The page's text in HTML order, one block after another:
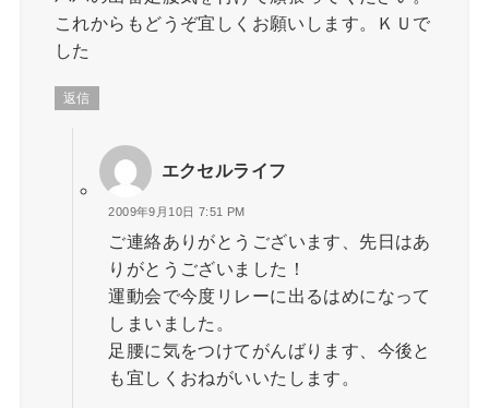
これからもどうぞ宜しくお願いします。ＫＵで
した
返信
エクセルライフ
2009年9月10日 7:51 PM
ご連絡ありがとうございます、先日はあ
りがとうございました！
運動会で今度リレーに出るはめになって
しまいました。
足腰に気をつけてがんばります、今後と
も宜しくおねがいいたします。